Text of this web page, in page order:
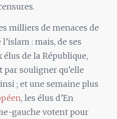
milliers de menaces de
: mais, de ses
élus de la République,
souligner qu’elle
; et une semaine plus
, les élus d’En
gauche votent pour